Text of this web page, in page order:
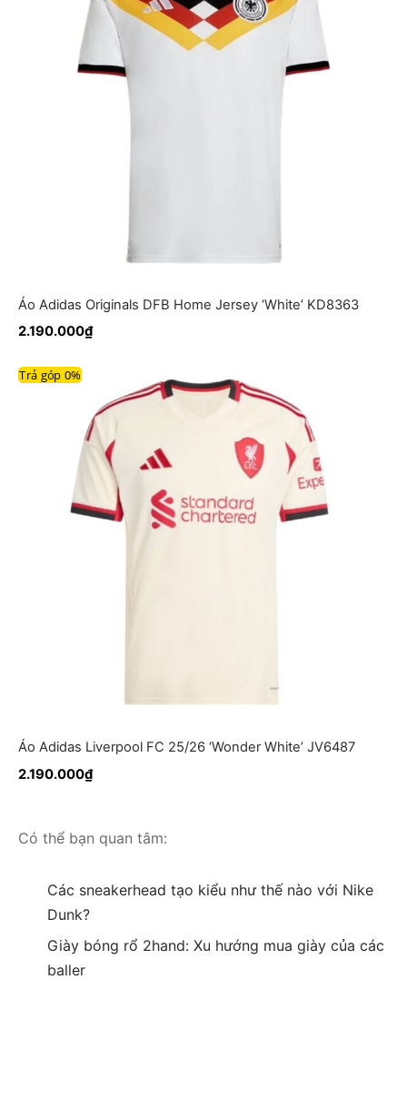
Áo Adidas Originals DFB Home Jersey ‘White’ KD8363
2.190.000₫
Trả góp 0%
Áo Adidas Liverpool FC 25/26 ‘Wonder White’ JV6487
2.190.000₫
Có thể bạn quan tâm:
Các sneakerhead tạo kiểu như thế nào với Nike
Dunk?
Giày bóng rổ 2hand: Xu hướng mua giày của các
baller